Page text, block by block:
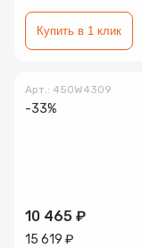
Купить в 1 клик
Арт.: 450W4309
-33%
10 465 ₽
15 619 ₽